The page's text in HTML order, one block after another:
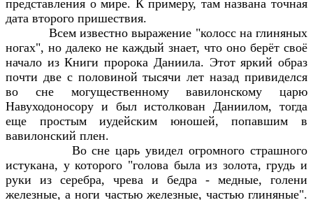
представления о мире. К примеру, там названа точная
дата второго пришествия.
Всем известно выражение "колосс на глиняных
ногах", но далеко не каждый знает, что оно берёт своё
начало из Книги пророка Даниила. Этот яркий образ
почти две с половиной тысячи лет назад привиделся
во сне могущественному вавилонскому царю
Навуходоносору и был истолкован Даниилом, тогда
еще простым иудейским юношей, попавшим в
вавилонский плен.
Во сне царь увидел огромного страшного
истукана, у которого "голова была из золота, грудь и
руки из серебра, чрева и бедра - медные, голени
железные, а ноги частью железные, частью глиняные".